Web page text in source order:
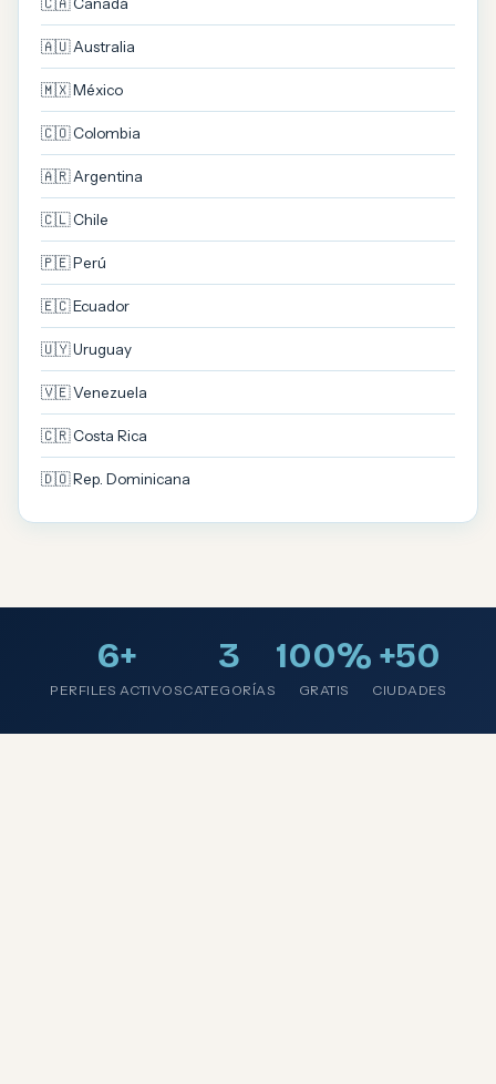
🇦🇺 Australia
🇲🇽 México
🇨🇴 Colombia
🇦🇷 Argentina
🇨🇱 Chile
🇵🇪 Perú
🇪🇨 Ecuador
🇺🇾 Uruguay
🇻🇪 Venezuela
🇨🇷 Costa Rica
🇩🇴 Rep. Dominicana
6+
PERFILES ACTIVOS
3
CATEGORÍAS
100%
GRATIS
+50
CIUDADES